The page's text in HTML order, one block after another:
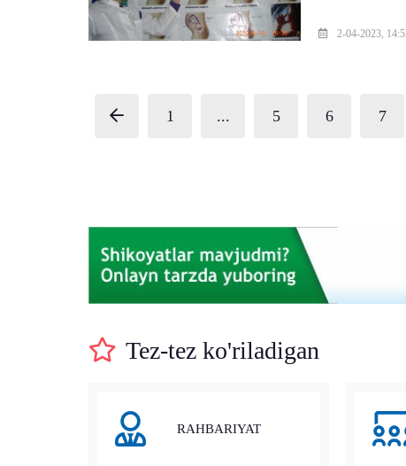
2-04-2023,
1 ... 5 6 7
Tez-tez ko'riladigan
RAHBARIYAT